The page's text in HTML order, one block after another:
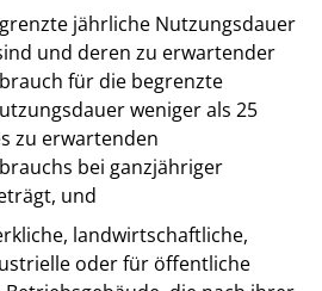
jährliche Nutzungsdauer
und deren zu erwartender
für die begrenzte
weniger als 25
zu erwartenden
bei ganzjähriger
und
landwirtschaftliche,
oder für öffentliche